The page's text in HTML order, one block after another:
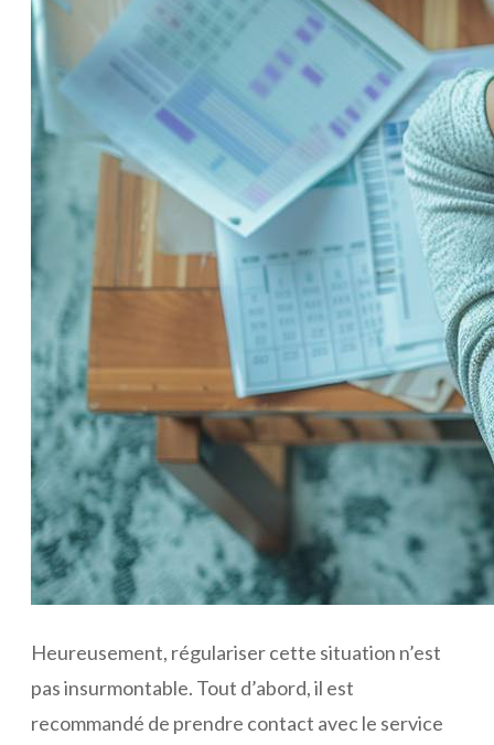
Heureusement, régulariser cette situation n’est
pas insurmontable. Tout d’abord, il est
recommandé de prendre contact avec le service